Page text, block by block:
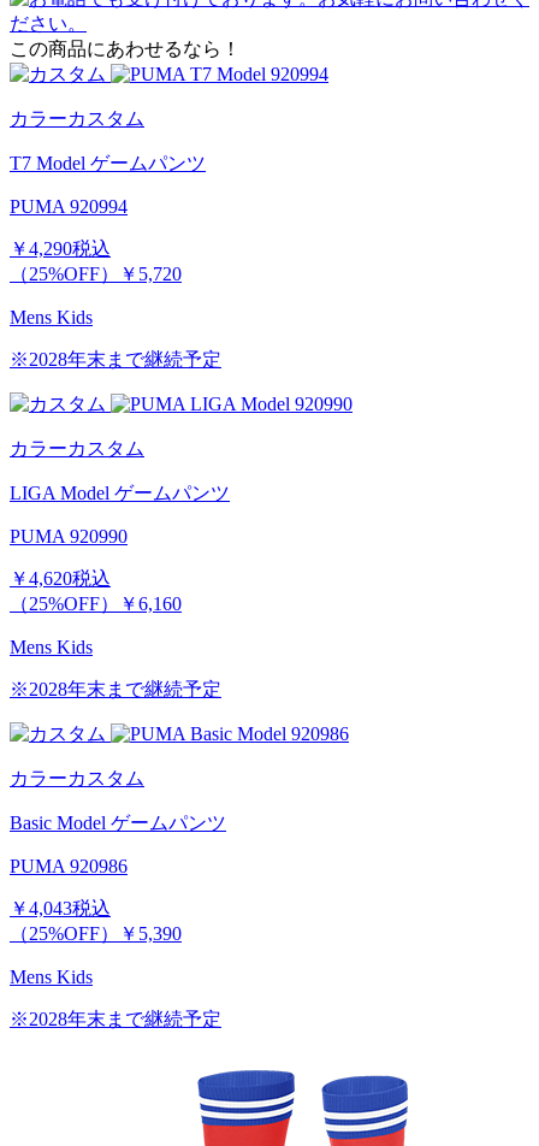
この商品にあわせるなら！
カラーカスタム
T7 Model ゲームパンツ
PUMA 920994
￥4,290税込
（25%OFF）
￥5,720
Mens Kids
※2028年末まで継続予定
カラーカスタム
LIGA Model ゲームパンツ
PUMA 920990
￥4,620税込
（25%OFF）
￥6,160
Mens Kids
※2028年末まで継続予定
カラーカスタム
Basic Model ゲームパンツ
PUMA 920986
￥4,043税込
（25%OFF）
￥5,390
Mens Kids
※2028年末まで継続予定